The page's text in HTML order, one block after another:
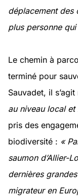
déplacement des
plus personne
Le chemin à
terminé pour
Sauvadet, il
au niveau local et
pris des
biodiversité : «
saumon d’Allier-
dernières
migrateur en